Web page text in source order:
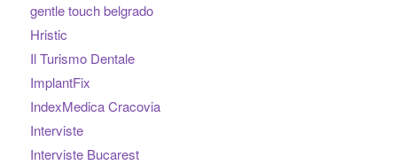
gentle touch belgrado
Hristic
Il Turismo Dentale
ImplantFix
IndexMedica Cracovia
Interviste
Interviste Bucarest